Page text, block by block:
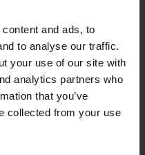
and ads, to
to analyse our traffic.
your use of our site with
analytics partners who
that you’ve
collected from your use
det registreret i
fuldført, markerer
som færdig, og den
vist som “klarmeldt” i
kan du altid følge
og hvordan de